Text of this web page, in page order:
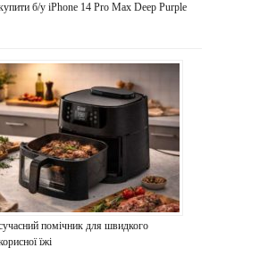
б/у iPhone 14 Pro Max Deep Purple
помічник для швидкого
їжі